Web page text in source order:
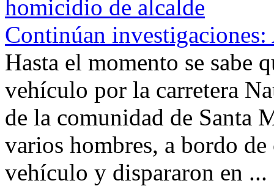
Continúan
Hasta el momento se sabe
vehículo por la carretera
de la comunidad de Santa
varios hombres, a bordo
vehículo y dispararon en ...